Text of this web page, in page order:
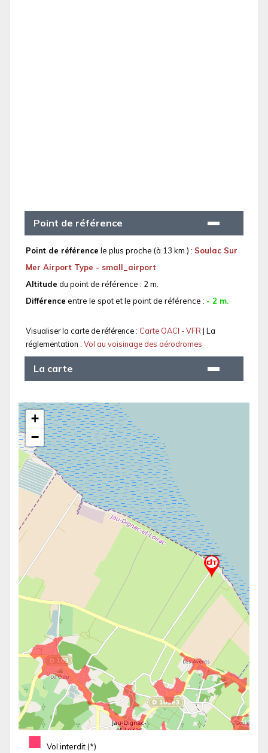
Point de référence
Point de référence le plus proche (à 13 km.) : Soulac Sur
Mer Airport Type - small_airport
Altitude du point de référence : 2 m.
Différence entre le spot et le point de référence : - 2 m.
Visualiser la carte de référence : Carte OACI - VFR| La
réglementation : Vol au voisinage des aérodromes
La carte
■ Vol interdit (*)